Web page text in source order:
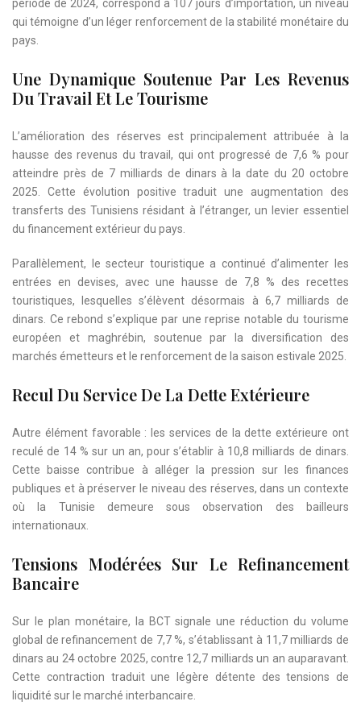
période de 2024, correspond à 107 jours d’importation, un niveau
qui témoigne d’un léger renforcement de la stabilité monétaire du
pays.
Une Dynamique Soutenue Par Les Revenus
Du Travail Et Le Tourisme
L’amélioration des réserves est principalement attribuée à la
hausse des revenus du travail, qui ont progressé de 7,6 % pour
atteindre près de 7 milliards de dinars à la date du 20 octobre
2025. Cette évolution positive traduit une augmentation des
transferts des Tunisiens résidant à l’étranger, un levier essentiel
du financement extérieur du pays.
Parallèlement, le secteur touristique a continué d’alimenter les
entrées en devises, avec une hausse de 7,8 % des recettes
touristiques, lesquelles s’élèvent désormais à 6,7 milliards de
dinars. Ce rebond s’explique par une reprise notable du tourisme
européen et maghrébin, soutenue par la diversification des
marchés émetteurs et le renforcement de la saison estivale 2025.
Recul Du Service De La Dette Extérieure
Autre élément favorable : les services de la dette extérieure ont
reculé de 14 % sur un an, pour s’établir à 10,8 milliards de dinars.
Cette baisse contribue à alléger la pression sur les finances
publiques et à préserver le niveau des réserves, dans un contexte
où la Tunisie demeure sous observation des bailleurs
internationaux.
Tensions Modérées Sur Le Refinancement
Bancaire
Sur le plan monétaire, la BCT signale une réduction du volume
global de refinancement de 7,7 %, s’établissant à 11,7 milliards de
dinars au 24 octobre 2025, contre 12,7 milliards un an auparavant.
Cette contraction traduit une légère détente des tensions de
liquidité sur le marché interbancaire.